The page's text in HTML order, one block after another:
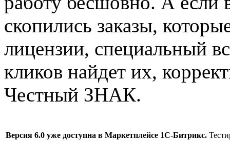
скопились заказы,
лицензии, специальный
кликов найдет их,
Честный ЗНАК.
Версия 6.0 уже доступна в Маркетплейсе 1С-Битрикс.